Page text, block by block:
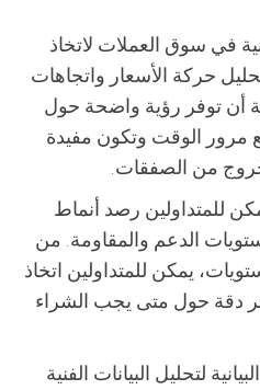
في سوق العملات لاتخاذ
حركة الأسعار واتجاهات
أن توفر رؤية واضحة حول
مرور الوقت وتكون مفيدة
من الصفقات.
للمتداولين رصد أنماط
الدعم والمقاومة. من
يمكن للمتداولين اتخاذ
دقة حول متى يجب الشراء
لتحليل البيانات الفنية